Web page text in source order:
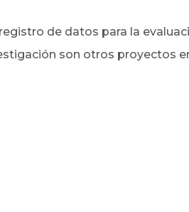
de datos para la
son otros proyectos